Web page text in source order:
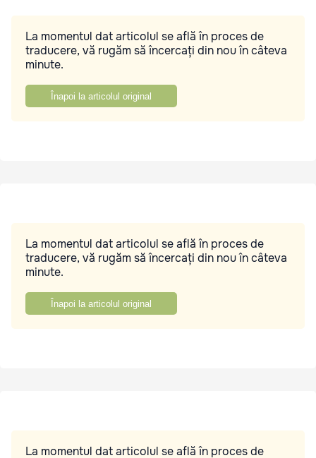
La momentul dat articolul se află în proces de
traducere, vă rugăm să încercați din nou în câteva
minute.
Înapoi la articolul original
La momentul dat articolul se află în proces de
traducere, vă rugăm să încercați din nou în câteva
minute.
Înapoi la articolul original
La momentul dat articolul se află în proces de